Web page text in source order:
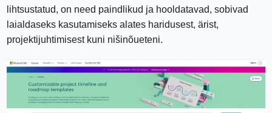
lihtsustatud, on need paindlikud ja hooldatavad, sobivad
laialdaseks kasutamiseks alates haridusest, ärist,
projektijuhtimisest kuni nišinõueteni.